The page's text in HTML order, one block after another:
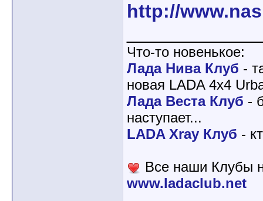
http://
Что-то новенькое:
Лада Нива Клуб -
новая LADA 4x4
Лада Веста Клуб -
наступает...
LADA Xray Клуб -
Все наши Клубы
www.ladaclub.net